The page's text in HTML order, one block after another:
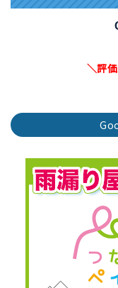
＼評